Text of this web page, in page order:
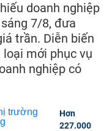
doanh nghiệp
7/8, đưa
trần. Diễn biến
mới phục vụ
nghiệp có
Hơn
227.000